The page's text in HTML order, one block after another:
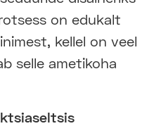
on edukalt
kellel on veel
selle ametikoha